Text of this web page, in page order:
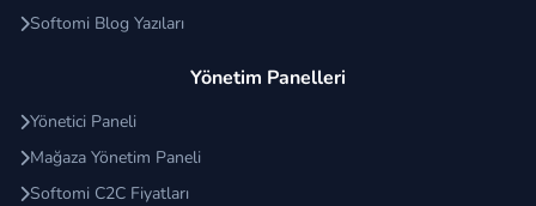
Softomi Blog Yazıları
Yönetim Panelleri
Yönetici Paneli
Mağaza Yönetim Paneli
Softomi C2C Fiyatları